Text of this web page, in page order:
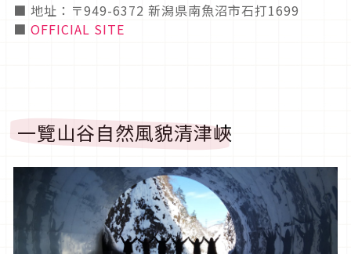
■ 地址：〒949-6372 新潟県南魚沼市石打1699
■ OFFICIAL SITE
一覽山谷自然風貌清津峽